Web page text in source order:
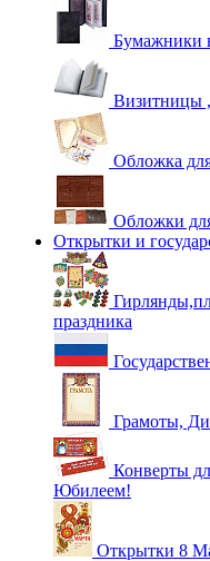
Бумажники
Визитницы
Обложка
Обложки
Открытки и
праздника
Грамоты,
Конверты
Юбилеем!
Открытки 8